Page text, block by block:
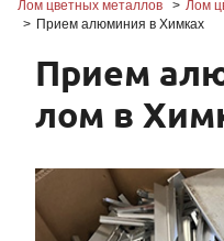
Лом цветных металлов
Лом
Прием алюминия в Химках
Прием
лом в